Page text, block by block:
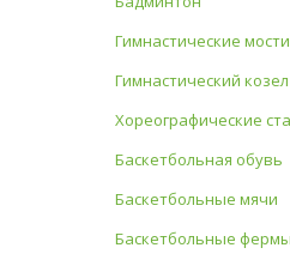
Гимнастические
Гимнастический козел
Хореографические
Баскетбольная обувь
Баскетбольные мячи
Баскетбольные фермы